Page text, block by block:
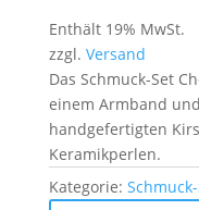
Enthält 19% MwSt.
zzgl. Versand
Das Schmuck-Set
einem Armband
handgefertigten
Keramikperlen.
Kategorie: